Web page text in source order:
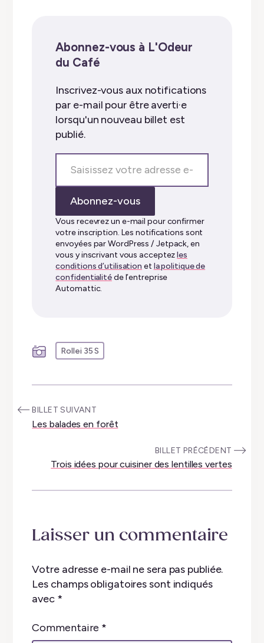
Abonnez-vous à L'Odeur
du Café
Inscrivez-vous aux notifications
par e-mail pour être averti·e
lorsqu'un nouveau billet est
publié.
votre
adresse
mail…
Abonnez-vous
Vous recevrez un e-mail pour confirmer
votre inscription. Les notifications sont
envoyées par WordPress / Jetpack, en
vous y inscrivant vous acceptezles
conditions d’utilisation et la politique de
confidentialitéde l’entreprise
Automattic.
Rollei 35 S
:BILLET SUIVANT
Les balades en forêt
BILLET PRÉCÉDENT
Trois idées pour cuisiner des lentilles vertes
Laisser un commentaire
Votre adresse e-mail ne sera pas publiée.
Les champs obligatoires sont indiqués
avec *
Commentaire *